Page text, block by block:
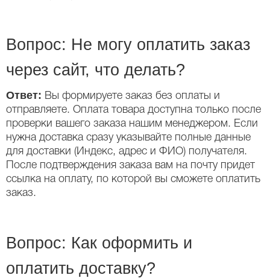
Вопрос: Не могу оплатить заказ
через сайт, что делать?
Ответ: Вы формируете заказ без оплаты и
отправляете. Оплата товара доступна только после
проверки вашего заказа нашим менеджером. Если
нужна доставка сразу указывайте полные данные
для доставки (Индекс, адрес и ФИО) получателя.
После подтверждения заказа вам на почту придет
ссылка на оплату, по которой вы сможете оплатить
заказ.
Вопрос: Как оформить и
оплатить доставку?